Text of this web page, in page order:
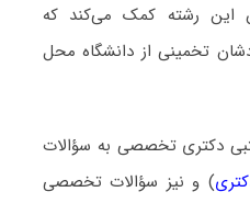
این رشته کمک می‌کند که
تخمینی از دانشگاه محل
دکتری تخصصی به سؤالات
) و نیز سؤالات تخصصی